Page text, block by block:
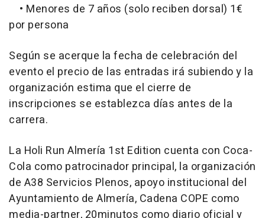
• Menores de 7 años (solo reciben dorsal) 1€
por persona
Según se acerque la fecha de celebración del
evento el precio de las entradas irá subiendo y la
organización estima que el cierre de
inscripciones se establezca días antes de la
carrera.
La Holi Run Almería 1st Edition cuenta con Coca-
Cola como patrocinador principal, la organización
de A38 Servicios Plenos, apoyo institucional del
Ayuntamiento de Almería, Cadena COPE como
media-partner, 20minutos como diario oficial y